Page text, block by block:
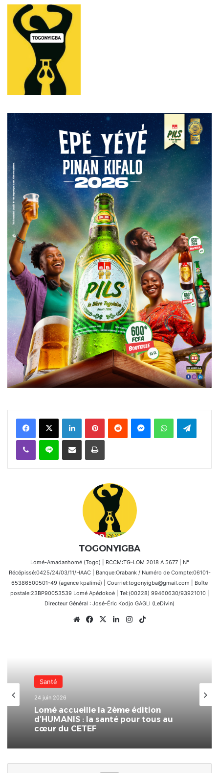
FacebookX Linkedin PinterestReddit MessengerWhatsAppTelegram
Viber Ligne Partager par email Imprimer
TOGONYIGBA
Lomé-Amadanhomé (Togo) | RCCM:TG-LOM 2018 A 5677 | N°
Récépissé:0425/24/03/11/HAAC | Banque:Orabank / Numéro de Compte:06101-
65386500501-49 (agence kpalimé) | Courriel:togonyigba@gmail.com | Boîte
postale:23BP90053539 Lomé Apédokoè | Tel:(00228) 99460630/93921010 |
Directeur Général : José-Éric Kodjo GAGLI (LeDivin)
WebsiteFacebook
X LinkedinInstagram
Santé
Lomé accueille la 2ème édition
cœur du CETEF
Nationale
31 mai 2026
(FEST’IMMO/SOLARDAYZ : un franc